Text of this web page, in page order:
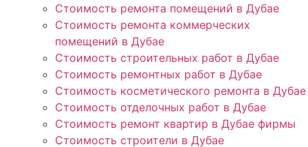
Стоимость ремонта помещений в Дубае
Стоимость ремонта коммерческих
помещений в Дубае
Стоимость строительных работ в Дубае
Стоимость ремонтных работ в Дубае
Стоимость косметического ремонта в Дубае
Стоимость отделочных работ в Дубае
Стоимость ремонт квартир в Дубае фирмы
Стоимость строители в Дубае